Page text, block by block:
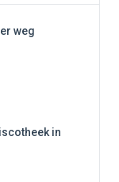
weg
in